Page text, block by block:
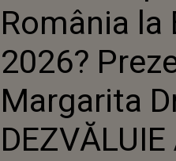
România la
2026?
Margarita